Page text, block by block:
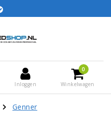
Inloggen
0
Winkelwagen
Genner